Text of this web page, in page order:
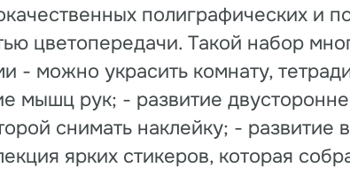
полиграфических и
цветопередачи. Такой набор
можно украсить комнату,
мышц рук; - развитие
снимать наклейку; - развитие
ярких стикеров, которая